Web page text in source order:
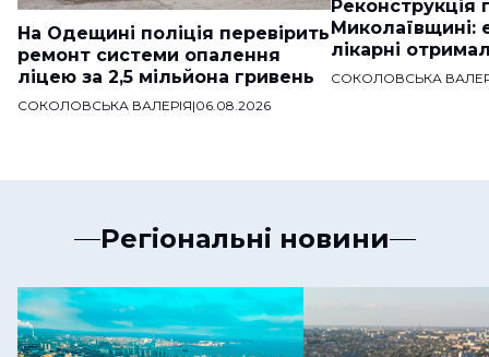
На Одещині поліція перевірить
ремонт системи опалення
ліцею за 2,5 мільйона гривень
СОКОЛОВСЬКА ВАЛЕРІЯ|06.08.2026
Реконструкція
Миколаївщині:
лікарні
СОКОЛОВСЬКА
Регіональні новини